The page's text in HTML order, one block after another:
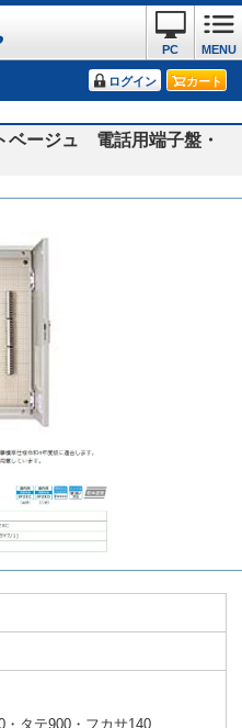
MENU
PC
ログイン カート
ージュ 電話用端子盤・
タテ900・フカサ140